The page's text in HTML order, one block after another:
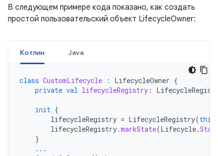
В следующем примере кода показано, как создать
простой пользовательский объект LifecycleOwner:
Котлин Java
class CustomLifecycle : LifecycleOwner {
private val lifecycleRegistry :
init {
lifecycleRegistry = LifecycleRegistry(this
lifecycleRegistry.markState(Lifecycle.
}
...